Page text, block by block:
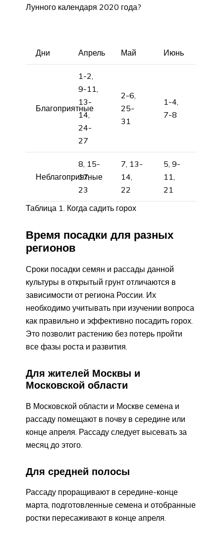
Лунного календаря 2020 года?
Дни Апрель Май Июнь
Благоприятные
1-2,
9-11,
13-
14,
24-
27
2-6,
25-
31
1-4,
7-8
Неблагоприятные
8, 15-
17,
23
7, 13-
14,
22
5, 9-
11,
21
Таблица 1. Когда садить горох
Время посадки для разных
регионов
Сроки посадки семян и рассады данной
культуры в открытый грунт отличаются в
зависимости от региона России. Их
необходимо учитывать при изучении вопроса
как правильно и эффективно посадить горох.
Это позволит растению без потерь пройти
все фазы роста и развития.
Для жителей Москвы и
Московской области
В Московской области и Москве семена и
рассаду помещают в почву в середине или
конце апреля. Рассаду следует высевать за
месяц до этого.
Для средней полосы
Рассаду проращивают в середине-конце
марта, подготовленные семена и отобранные
ростки пересаживают в конце апреля.